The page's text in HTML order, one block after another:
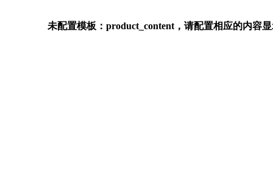
未配置模板：product_content，请配置相应的内容